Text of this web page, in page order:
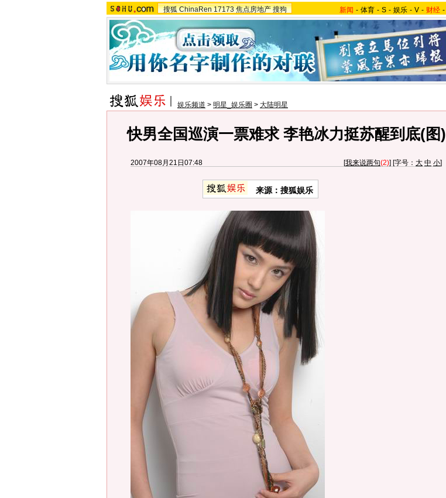
搜狐 ChinaRen 17173 焦点房地产 搜狗 新闻 - 体育 - S - 娱乐 - V - 财经 -
娱乐频道 > 明星_娱乐圈 > 大陆明星
快男全国巡演一票难求 李艳冰力挺苏醒到底(图)
2007年08月21日07:48 [我来说两句(2)] [字号： 大 中 小]
来源：搜狐娱乐